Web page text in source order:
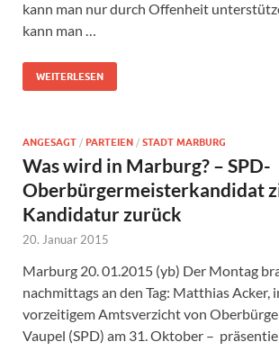
kann man nur durch Offenheit
kann man …
WEITERLESEN
ANGESAGT / PARTEIEN / STADT MARBURG
Was wird in Marburg? – SPD-
Oberbürgermeisterkandidat
Kandidatur zurück
20. Januar 2015
Marburg 20. 01.2015 (yb) Der Montag
nachmittags an den Tag: Matthias Acker,
vorzeitigem Amtsverzicht von
Vaupel (SPD) am 31. Oktober –